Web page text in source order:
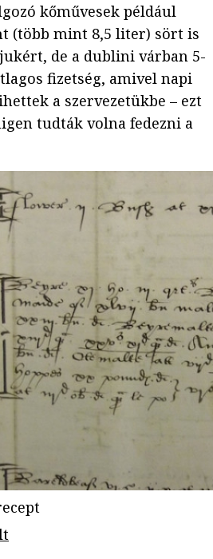
kőművesek például
(több mint 8,5 liter) sört is
de a dublini várban 5-
fizetség, amivel napi
a szervezetükbe – ezt
tudták volna fedezni a